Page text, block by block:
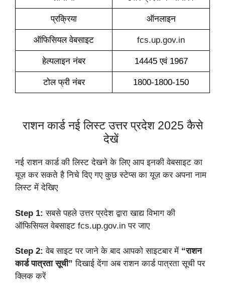
प्रक्रिया ऑनलाइन
ऑफिसियल वेबसाइट fcs.up.gov.in
हेल्पलाइन नंबर 14445 एवं 1967
टोल फ्री नंबर 1800-1800-150
राशन कार्ड नई लिस्ट उत्तर प्रदेश 2025 कैसे
देखें
नई राशन कार्ड की लिस्ट देखने के लिए आप इनकी वेबसाइट का
यूज़ कर सकते है निचे दिए गए कुछ स्टेप्स का यूज़ कर अपना नाम
लिस्ट में देखिए
Step 1:सबसे पहले उत्तर प्रदेश द्वारा खाद्य विभाग की
ऑफिसियल वेबसाइट fcs.up.gov.in पर जाए
Step 2:वेब साइट पर जाने के बाद आपको साइटबार में “राशन
कार्ड पात्रता सूची” दिखाई देंगा अब राशन कार्ड पात्रता सूची पर
क्लिक करें